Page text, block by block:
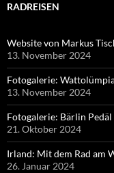
RADREISEN
Website von Markus
13. November 2024
Fotogalerie:
13. November 2024
Fotogalerie: Bärlin
21. Oktober 2024
Irland: Mit dem Rad am
26. Januar 2024